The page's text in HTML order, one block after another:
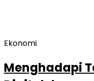
Ekonomi
Menghadapi